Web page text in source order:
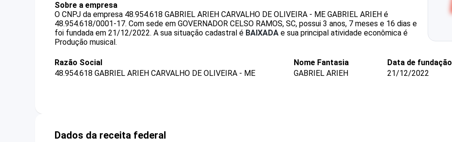
Sobre a empresa
O CNPJ da empresa 48.954.618 GABRIEL ARIEH CARVALHO DE OLIVEIRA - ME GABRIEL ARIEH é
48.954.618/0001-17. Com sede em GOVERNADOR CELSO RAMOS, SC, possui 3 anos, 7 meses e 16 dias e
foi fundada em 21/12/2022. A sua situação cadastral é BAIXADA e sua principal atividade econômica é
Produção musical.
Razão Social
48.954.618 GABRIEL ARIEH CARVALHO DE OLIVEIRA - ME
Nome Fantasia
GABRIEL ARIEH
Data de fundação
21/12/2022
Dados da receita federal